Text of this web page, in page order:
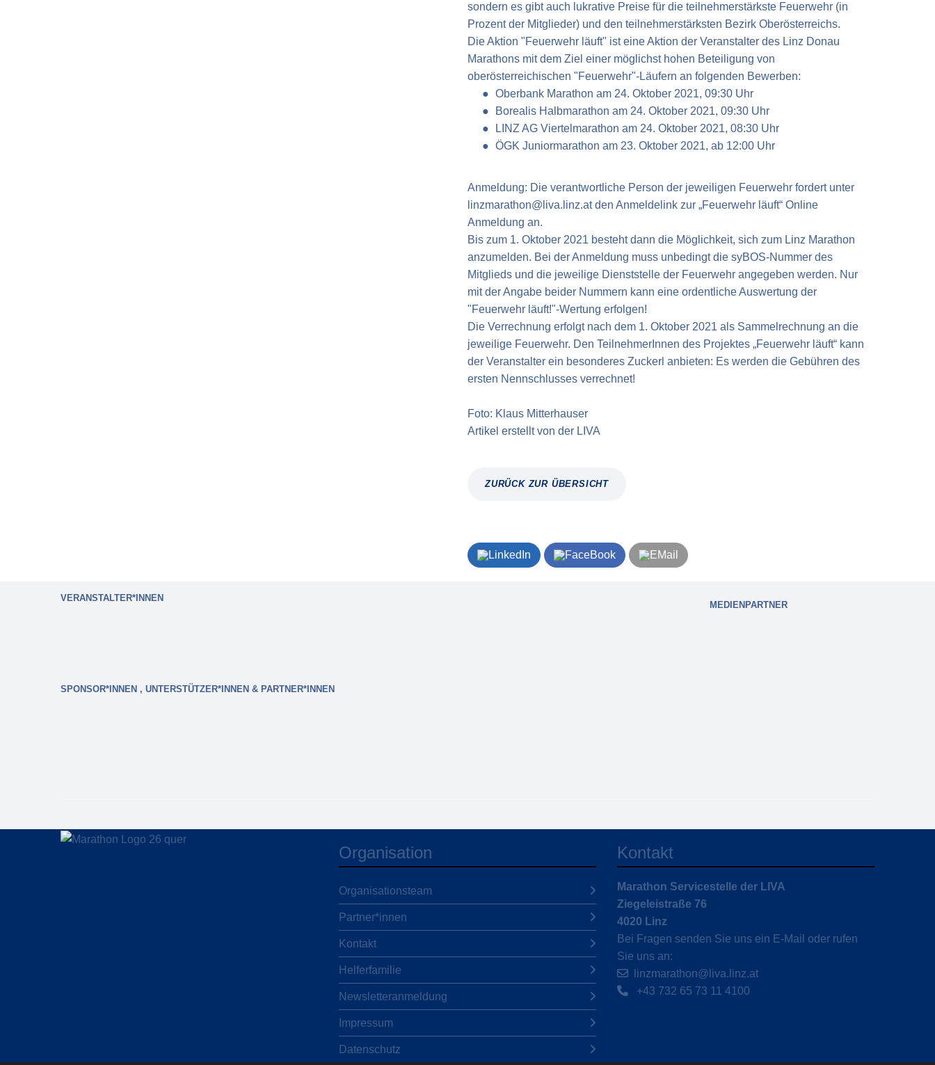
sondern es gibt auch lukrative Preise für die teilnehmerstärkste Feuerwehr (in
Prozent der Mitglieder) und den teilnehmerstärksten Bezirk Oberösterreichs.
Die Aktion "Feuerwehr läuft" ist eine Aktion der Veranstalter des Linz Donau
Marathons mit dem Ziel einer möglichst hohen Beteiligung von
oberösterreichischen "Feuerwehr"-Läufern an folgenden Bewerben:
Oberbank Marathon am 24. Oktober 2021, 09:30 Uhr
Borealis Halbmarathon am 24. Oktober 2021, 09:30 Uhr
LINZ AG Viertelmarathon am 24. Oktober 2021, 08:30 Uhr
ÖGK Juniormarathon am 23. Oktober 2021, ab 12:00 Uhr
Anmeldung: Die verantwortliche Person der jeweiligen Feuerwehr fordert unter
linzmarathon@liva.linz.atden Anmeldelink zur „Feuerwehr läuft“ Online
Anmeldung an.
Bis zum 1. Oktober 2021 besteht dann die Möglichkeit, sich zum Linz Marathon
anzumelden. Bei der Anmeldung muss unbedingt die syBOS-Nummer des
Mitglieds und die jeweilige Dienststelle der Feuerwehr angegeben werden. Nur
mit der Angabe beider Nummern kann eine ordentliche Auswertung der
"Feuerwehr läuft!"-Wertung erfolgen!
Die Verrechnung erfolgt nach dem 1. Oktober 2021 als Sammelrechnung an die
jeweilige Feuerwehr. Den TeilnehmerInnen des Projektes „Feuerwehr läuft“ kann
der Veranstalter ein besonderes Zuckerl anbieten: Es werden die Gebühren des
ersten Nennschlusses verrechnet!
Foto: Klaus Mitterhauser
Artikel erstellt von der LIVA
ZURÜCK ZUR ÜBERSICHT
VERANSTALTER*INNEN
MEDIENPARTNER
SPONSOR*INNEN , UNTERSTÜTZER*INNEN & PARTNER*INNEN
Organisation
Organisationsteam
Partner*innen
Kontakt
Helferfamilie
Newsletteranmeldung
Impressum
Datenschutz
Kontakt
Marathon Servicestelle der LIVA
Ziegeleistraße 76
4020 Linz
Bei Fragen senden Sie uns ein E-Mail oder rufen
Sie uns an:
linzmarathon@liva.linz.at
+43 732 65 73 11 4100